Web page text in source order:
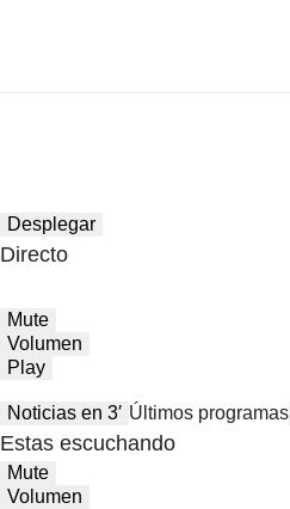
Desplegar
Directo
Mute
Volumen
Play
Noticias en 3′ Últimos programas
Estas escuchando
Mute
Volumen